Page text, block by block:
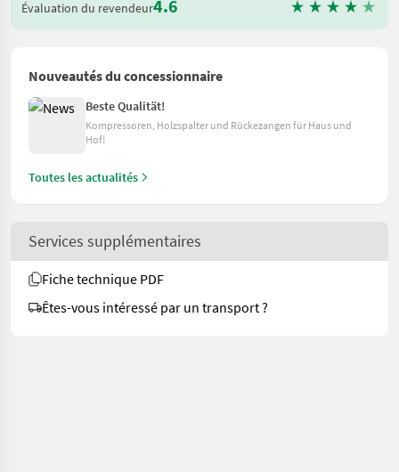
Évaluation du revendeur4.6
Nouveautés du concessionnaire
Beste Qualität!
Kompressoren, Holzspalter und Rückezangen für Haus und
Hof!
Toutes les actualités
Services supplémentaires
Fiche technique PDF
Êtes-vous intéressé par un transport ?